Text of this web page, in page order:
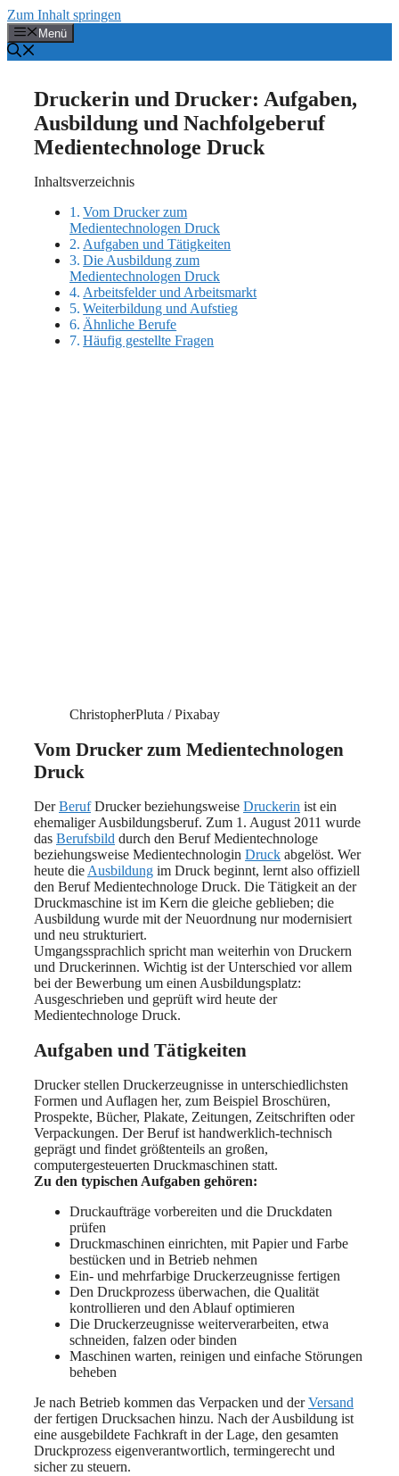
Zum Inhalt springen
Menü
Druckerin und Drucker: Aufgaben,
Ausbildung und Nachfolgeberuf
Medientechnologe Druck
Inhaltsverzeichnis
Vom Drucker zum
Medientechnologen Druck
Aufgaben und Tätigkeiten
Die Ausbildung zum
Medientechnologen Druck
Arbeitsfelder und Arbeitsmarkt
Weiterbildung und Aufstieg
Ähnliche Berufe
Häufig gestellte Fragen
ChristopherPluta / Pixabay
Vom Drucker zum Medientechnologen
Druck
DerBerufDrucker beziehungsweise Druckerin ist ein
ehemaliger Ausbildungsberuf. Zum 1. August 2011 wurde
das Berufsbild durch den Beruf Medientechnologe
beziehungsweise Medientechnologin Druck abgelöst. Wer
heute die Ausbildung im Druck beginnt, lernt also offiziell
den Beruf Medientechnologe Druck. Die Tätigkeit an der
Druckmaschine ist im Kern die gleiche geblieben; die
Ausbildung wurde mit der Neuordnung nur modernisiert
und neu strukturiert.
Umgangssprachlich spricht man weiterhin von Druckern
und Druckerinnen. Wichtig ist der Unterschied vor allem
bei der Bewerbung um einen Ausbildungsplatz:
Ausgeschrieben und geprüft wird heute der
Medientechnologe Druck.
Aufgaben und Tätigkeiten
Drucker stellen Druckerzeugnisse in unterschiedlichsten
Formen und Auflagen her, zum Beispiel Broschüren,
Prospekte, Bücher, Plakate, Zeitungen, Zeitschriften oder
Verpackungen. Der Beruf ist handwerklich-technisch
geprägt und findet größtenteils an großen,
computergesteuerten Druckmaschinen statt.
Zu den typischen Aufgaben gehören:
Druckaufträge vorbereiten und die Druckdaten
prüfen
Druckmaschinen einrichten, mit Papier und Farbe
bestücken und in Betrieb nehmen
Ein- und mehrfarbige Druckerzeugnisse fertigen
Den Druckprozess überwachen, die Qualität
kontrollieren und den Ablauf optimieren
Die Druckerzeugnisse weiterverarbeiten, etwa
schneiden, falzen oder binden
Maschinen warten, reinigen und einfache Störungen
beheben
Je nach Betrieb kommen das Verpacken und derVersand
der fertigen Drucksachen hinzu. Nach der Ausbildung ist
eine ausgebildete Fachkraft in der Lage, den gesamten
Druckprozess eigenverantwortlich, termingerecht und
sicher zu steuern.